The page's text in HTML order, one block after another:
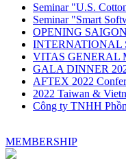
Seminar "U.S.
Seminar "Smart
OPENING
INTERNATIONAL
VITAS GENERAL
GALA DINNER
AFTEX 2022
2022 Taiwan &
Công ty TNHH
MEMBERSHIP